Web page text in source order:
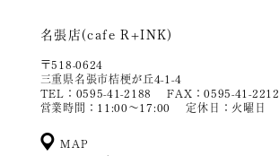
名張店(cafe R+INK)
〒518-0624
三重県名張市桔梗が丘4-1-4
TEL：0595-41-2188
FAX：0595-41-2212
営業時間：11:00～17:00
定休日：火曜日
MAP